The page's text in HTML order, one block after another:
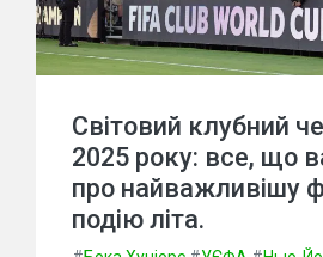
Світовий клубний
2025 року: все, що
про найважливішу
подію літа.